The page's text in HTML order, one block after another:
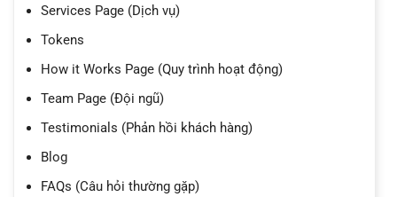
Services Page (Dịch vụ)
Tokens
How it Works Page (Quy trình hoạt động)
Team Page (Đội ngũ)
Testimonials (Phản hồi khách hàng)
Blog
FAQs (Câu hỏi thường gặp)